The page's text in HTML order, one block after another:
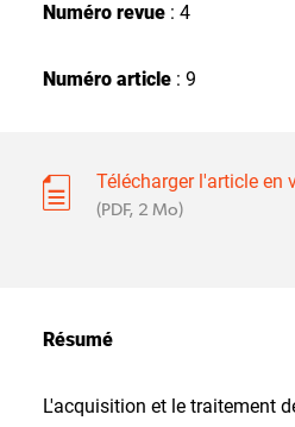
Numéro revue : 4
Numéro article : 9
Télécharger l'article en
(PDF, 2 Mo)
Résumé
L'acquisition et le traitement